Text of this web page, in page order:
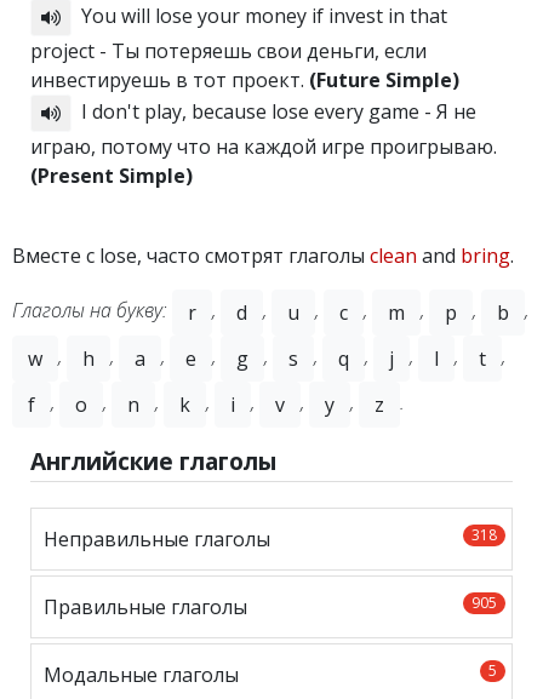
You will lose your money if invest in that
project - Ты потеряешь свои деньги, если
инвестируешь в тот проект. (Future Simple)
I don't play, because lose every game - Я не
играю, потому что на каждой игре проигрываю.
(Present Simple)
Вместе с lose, часто смотрят глаголы clean and bring.
Глаголы на букву: r , d , u , c , m , p , b
,
w , h , a , e , g , s , q , j , l , t ,
f , o , n , k , i , v , y , z .
Английские глаголы
318
Неправильные глаголы
905
Правильные глаголы
5
Модальные глаголы